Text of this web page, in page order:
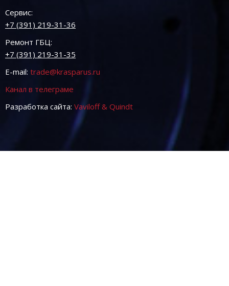
Сервис:
+7 (391) 219-31-36
Ремонт ГБЦ:
+7 (391) 219-31-35
E-mail: trade@krasparus.ru
Канал в телеграме
Разработка сайта: Vaviloff & Quindt